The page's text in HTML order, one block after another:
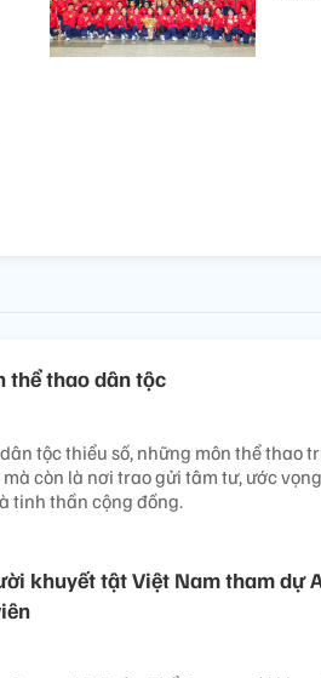
thể thao dân tộc
tộc thiểu số, những môn thể thao
còn là nơi trao gửi tâm tư, ước
tinh thần cộng đồng.
khuyết tật Việt Nam tham dự